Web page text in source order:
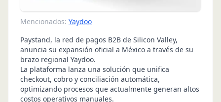
Mencionados: Yaydoo
Paystand, la red de pagos B2B de Silicon Valley,
anuncia su expansión oficial a México a través de su
brazo regional Yaydoo.
La plataforma lanza una solución que unifica
checkout, cobro y conciliación automática,
optimizando procesos que actualmente generan altos
costos operativos manuales.